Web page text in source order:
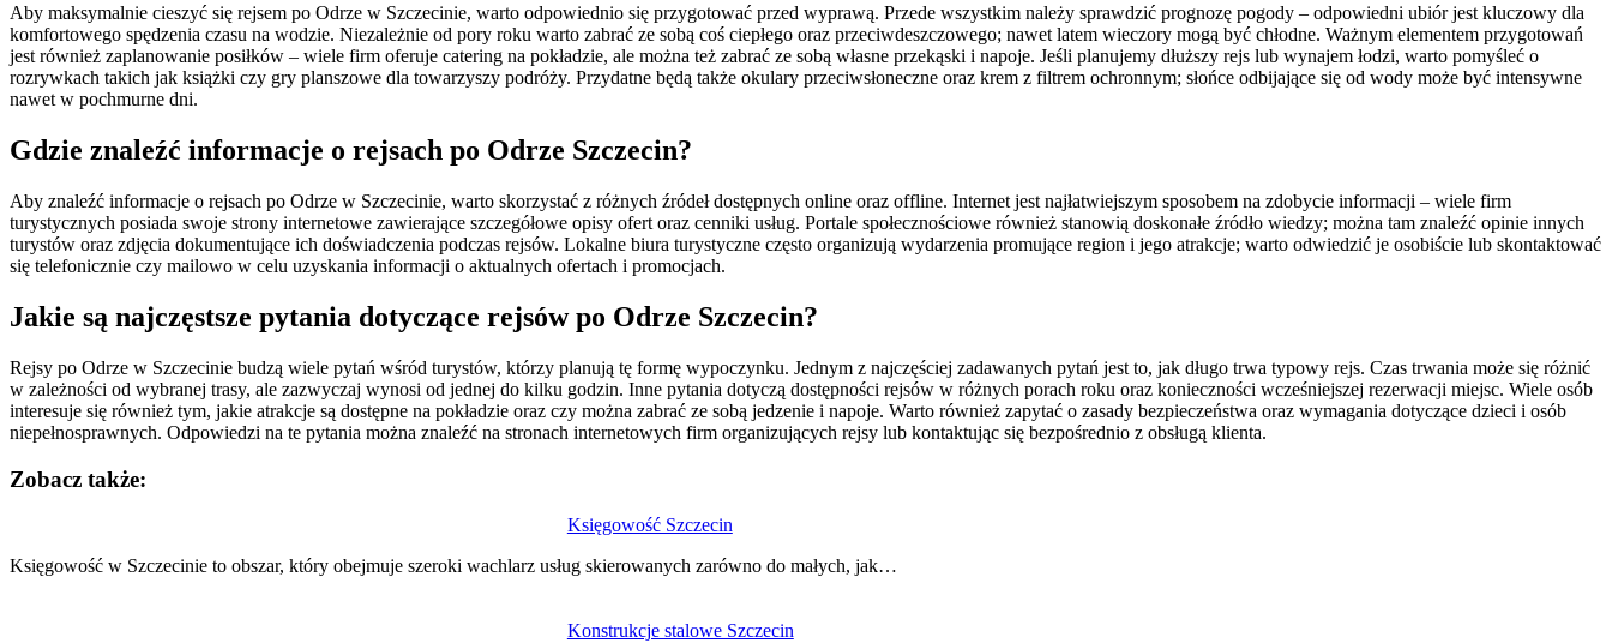
Aby maksymalnie cieszyć się rejsem po Odrze w Szczecinie, warto odpowiednio się przygotować przed wyprawą. Przede wszystkim należy sprawdzić prognozę pogody – odpowiedni ubiór jest kluczowy dla
komfortowego spędzenia czasu na wodzie. Niezależnie od pory roku warto zabrać ze sobą coś ciepłego oraz przeciwdeszczowego; nawet latem wieczory mogą być chłodne. Ważnym elementem przygotowań
jest również zaplanowanie posiłków – wiele firm oferuje catering na pokładzie, ale można też zabrać ze sobą własne przekąski i napoje. Jeśli planujemy dłuższy rejs lub wynajem łodzi, warto pomyśleć o
rozrywkach takich jak książki czy gry planszowe dla towarzyszy podróży. Przydatne będą także okulary przeciwsłoneczne oraz krem z filtrem ochronnym; słońce odbijające się od wody może być intensywne
nawet w pochmurne dni.
Gdzie znaleźć informacje o rejsach po Odrze Szczecin?
Aby znaleźć informacje o rejsach po Odrze w Szczecinie, warto skorzystać z różnych źródeł dostępnych online oraz offline. Internet jest najłatwiejszym sposobem na zdobycie informacji – wiele firm
turystycznych posiada swoje strony internetowe zawierające szczegółowe opisy ofert oraz cenniki usług. Portale społecznościowe również stanowią doskonałe źródło wiedzy; można tam znaleźć opinie innych
turystów oraz zdjęcia dokumentujące ich doświadczenia podczas rejsów. Lokalne biura turystyczne często organizują wydarzenia promujące region i jego atrakcje; warto odwiedzić je osobiście lub skontaktować
się telefonicznie czy mailowo w celu uzyskania informacji o aktualnych ofertach i promocjach.
Jakie są najczęstsze pytania dotyczące rejsów po Odrze Szczecin?
Rejsy po Odrze w Szczecinie budzą wiele pytań wśród turystów, którzy planują tę formę wypoczynku. Jednym z najczęściej zadawanych pytań jest to, jak długo trwa typowy rejs. Czas trwania może się różnić
w zależności od wybranej trasy, ale zazwyczaj wynosi od jednej do kilku godzin. Inne pytania dotyczą dostępności rejsów w różnych porach roku oraz konieczności wcześniejszej rezerwacji miejsc. Wiele osób
interesuje się również tym, jakie atrakcje są dostępne na pokładzie oraz czy można zabrać ze sobą jedzenie i napoje. Warto również zapytać o zasady bezpieczeństwa oraz wymagania dotyczące dzieci i osób
niepełnosprawnych. Odpowiedzi na te pytania można znaleźć na stronach internetowych firm organizujących rejsy lub kontaktując się bezpośrednio z obsługą klienta.
Zobacz także:
Księgowość Szczecin
Księgowość w Szczecinie to obszar, który obejmuje szeroki wachlarz usług skierowanych zarówno do małych, jak…
Konstrukcje stalowe Szczecin
wpisu